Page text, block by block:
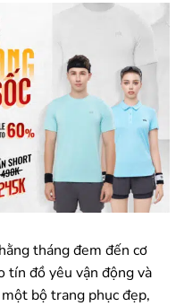
tháng đem đến cơ
tín đồ yêu vận động và
bộ trang phục đẹp,